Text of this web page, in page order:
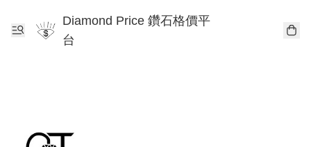
Diamond Price 鑽石格價平
台